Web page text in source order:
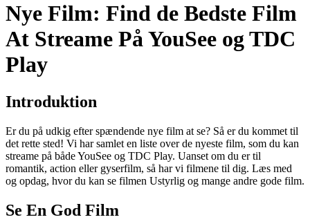
Nye Film: Find de Bedste Film
At Streame På YouSee og TDC
Play
Introduktion
Er du på udkig efter spændende nye film at se? Så er du kommet til
det rette sted! Vi har samlet en liste over de nyeste film, som du kan
streame på både YouSee og TDC Play. Uanset om du er til
romantik, action eller gyserfilm, så har vi filmene til dig. Læs med
og opdag, hvor du kan se filmen Ustyrlig og mange andre gode film.
Se En God Film